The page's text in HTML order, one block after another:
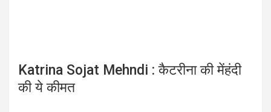
Katrina Sojat Mehndi : कैटरीना की मेंहंदी
की ये कीमत